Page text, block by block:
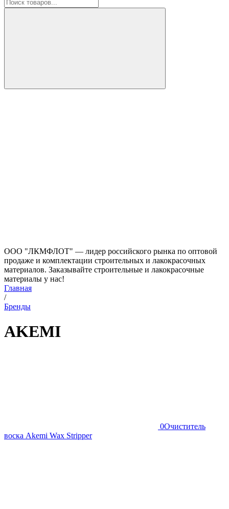
ООО "ЛКМФЛОТ" — лидер российского рынка по оптовой
продаже и комплектации строительных и лакокрасочных
материалов. Заказывайте строительные и лакокрасочные
материалы у нас!
Главная
/
Бренды
AKEMI
0Очиститель
воска Akemi Wax Stripper